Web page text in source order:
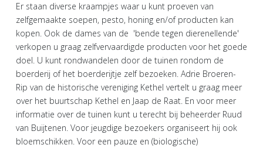
Er staan diverse kraampjes waar u kunt proeven van
zelfgemaakte soepen, pesto, honing en/of producten kan
kopen. Ook de dames van de 'bende tegen dierenellende'
verkopen u graag zelfvervaardigde producten voor het goede
doel. U kunt rondwandelen door de tuinen rondom de
boerderij of het boerderijtje zelf bezoeken. Adrie Broeren-
Rip van de historische vereniging Kethel vertelt u graag meer
over het buurtschap Kethel en Jaap de Raat. En voor meer
informatie over de tuinen kunt u terecht bij beheerder Ruud
van Buijtenen. Voor jeugdige bezoekers organiseert hij ook
bloemschikken. Voor een pauze en (biologische)